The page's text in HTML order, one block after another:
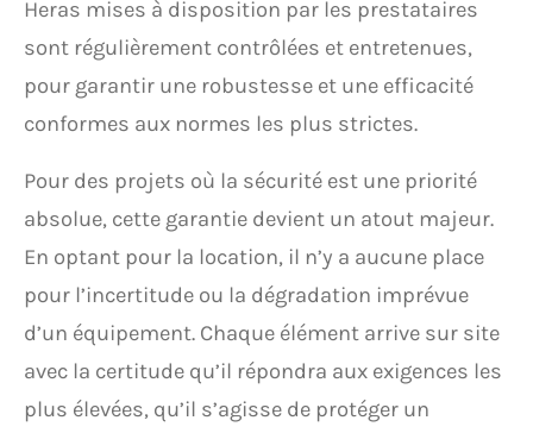
Heras mises à disposition par les prestataires
sont régulièrement contrôlées et entretenues,
pour garantir une robustesse et une efficacité
conformes aux normes les plus strictes.
Pour des projets où la sécurité est une priorité
absolue, cette garantie devient un atout majeur.
En optant pour la location, il n’y a aucune place
pour l’incertitude ou la dégradation imprévue
d’un équipement. Chaque élément arrive sur site
avec la certitude qu’il répondra aux exigences les
plus élevées, qu’il s’agisse de protéger un